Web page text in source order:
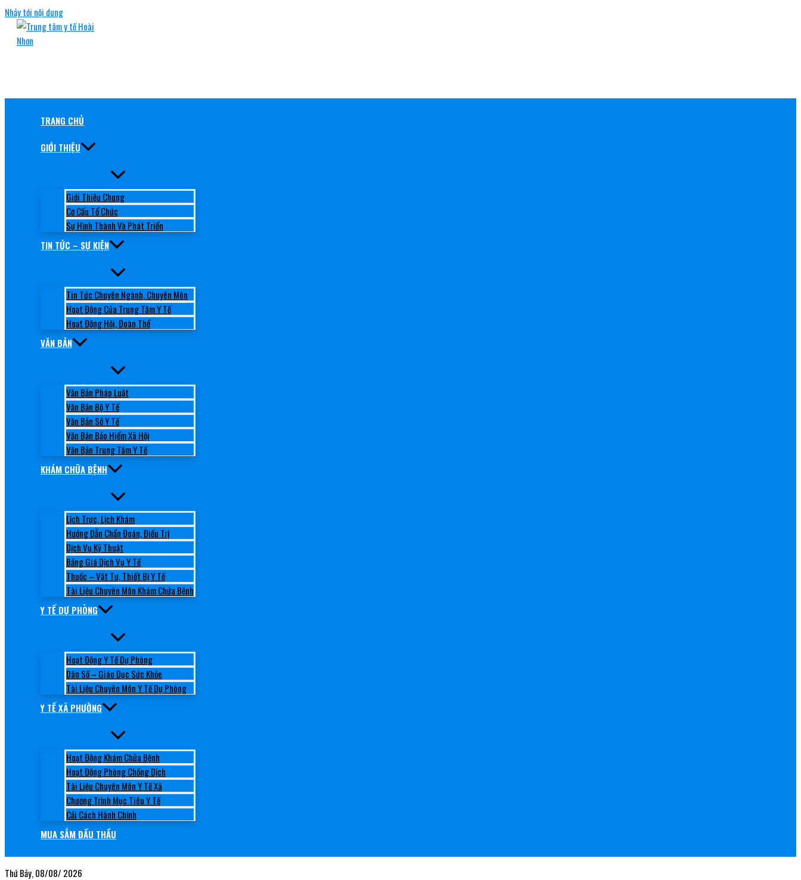
Nhảy tới nội dung
TRANG CHỦ
GIỚI THIỆU
Giới Thiệu Chung
Cơ Cấu Tổ Chức
Sự Hình Thành Và Phát Triển
TIN TỨC – SỰ KIỆN
Tin Tức Chuyên Ngành, Chuyên Môn
Hoạt Động Của Trung Tâm Y Tế
Hoạt Động Hội, Đoàn Thể
VĂN BẢN
Văn Bản Pháp Luật
Văn Bản Bộ Y Tế
Văn Bản Sở Y Tế
Văn Bản Bảo Hiểm Xã Hội
Văn Bản Trung Tâm Y Tế
KHÁM CHỮA BỆNH
Lịch Trực, Lịch Khám
Hướng Dẫn Chẩn Đoán, Điều Trị
Dịch Vụ Kỹ Thuật
Bảng Giá Dịch Vụ Y Tế
Thuốc – Vật Tư, Thiết Bị Y Tế
Tài Liệu Chuyên Môn Khám Chữa Bệnh
Y TẾ DỰ PHÒNG
Hoạt Động Y Tế Dự Phòng
Dân Số – Giáo Dục Sức Khỏe
Tài Liệu Chuyên Môn Y Tế Dự Phòng
Y TẾ XÃ PHƯỜNG
Hoạt Động Khám Chữa Bệnh
Hoạt Động Phòng Chống Dịch
Tài Liệu Chuyên Môn Y Tế Xã
Chương Trình Mục Tiêu Y Tế
Cải Cách Hành Chính
MUA SẮM ĐẤU THẦU
Thứ Bảy, 08/08/ 2026